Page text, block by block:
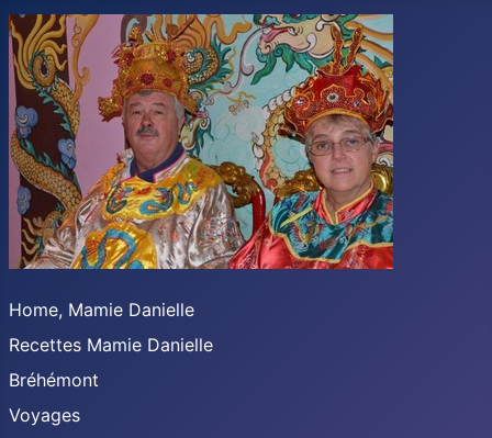
Home, Mamie Danielle
Recettes Mamie Danielle
Bréhémont
Voyages